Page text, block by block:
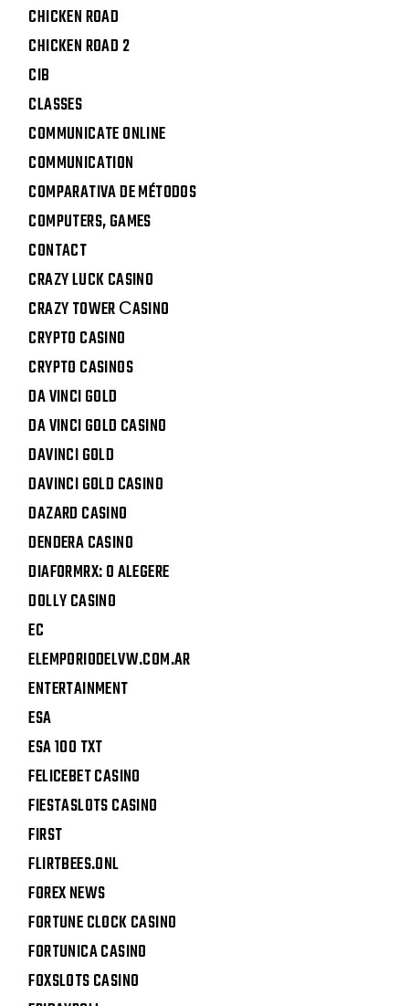
CHICKEN ROAD
CHICKEN ROAD 2
CIB
CLASSES
COMMUNICATE ONLINE
COMMUNICATION
COMPARATIVA DE MÉTODOS
COMPUTERS, GAMES
CONTACT
CRAZY LUCK CASINO
CRAZY TOWER СASINO
CRYPTO CASINO
CRYPTO CASINOS
DA VINCI GOLD
DA VINCI GOLD CASINO
DAVINCI GOLD
DAVINCI GOLD CASINO
DAZARD CASINO
DENDERA CASINO
DIAFORMRX: O ALEGERE
DOLLY CASINO
EC
ELEMPORIODELVW.COM.AR
ENTERTAINMENT
ESA
ESA 100 TXT
FELICEBET CASINO
FIESTASLOTS CASINO
FIRST
FLIRTBEES.ONL
FOREX NEWS
FORTUNE CLOCK CASINO
FORTUNICA CASINO
FOXSLOTS CASINO